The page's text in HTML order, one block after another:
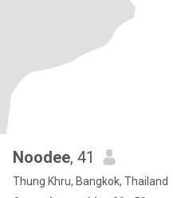
Noodee, 41
Thung Khru, Bangkok, Thailand